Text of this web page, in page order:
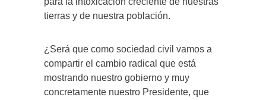
tierras y de nuestra población.
¿Será que como sociedad civil vamos a
compartir el cambio radical que está
mostrando nuestro gobierno y muy
concretamente nuestro Presidente, que